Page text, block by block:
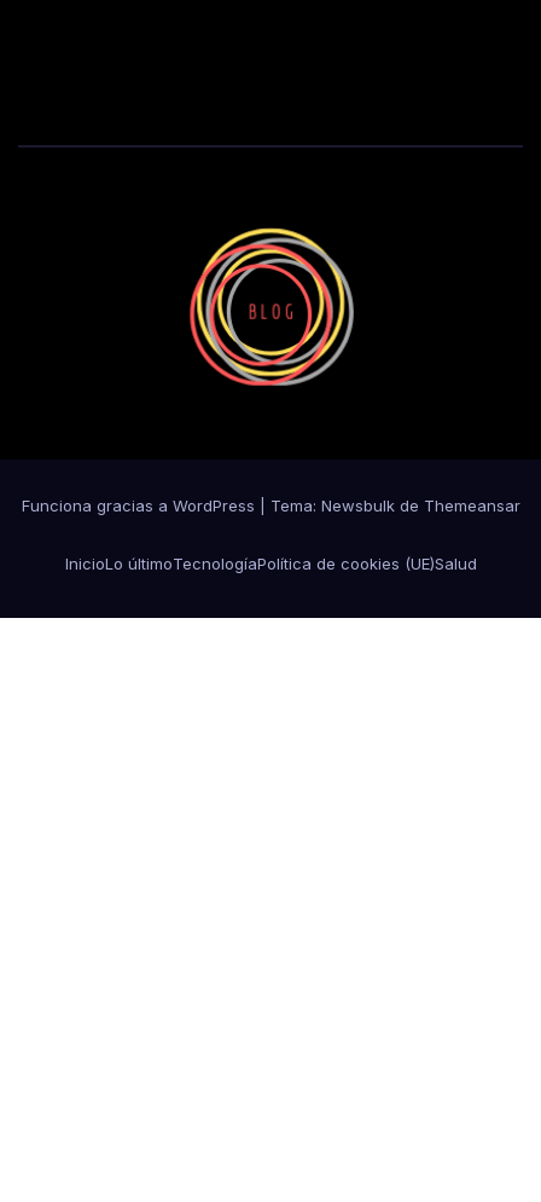
Funciona gracias a WordPress Tema: Newsbulkde Themeansar
InicioLo últimoTecnologíaPolítica de cookies (UE)Salud